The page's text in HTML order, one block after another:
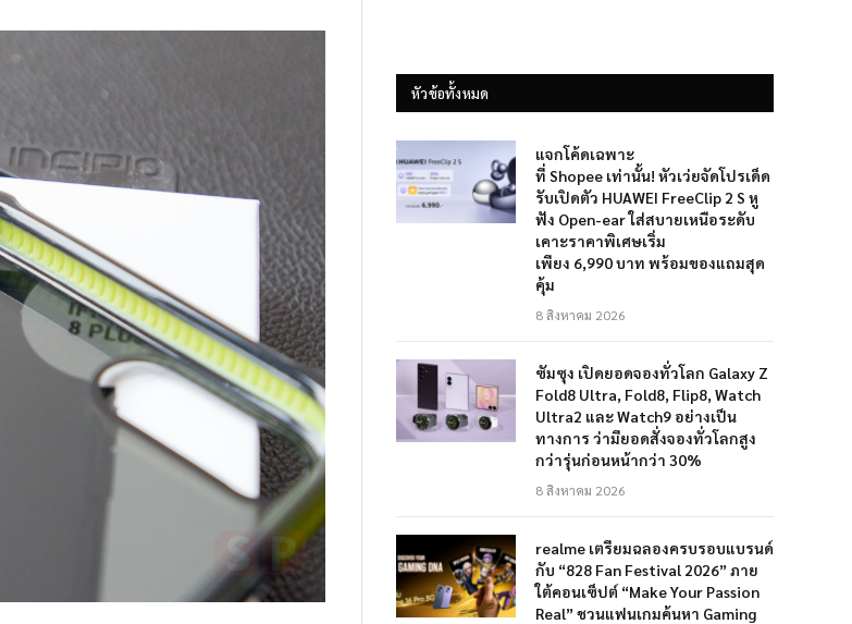
หัวข้อทั้งหมด
แจกโค้ดเฉพาะ
ที่ Shopee เท่านั้น! หัวเว่ยจัดโปรเด็ด
รับเปิดตัว HUAWEI FreeClip 2 S หู
ฟัง Open-ear ใส่สบายเหนือระดับ
เคาะราคาพิเศษเริ่ม
เพียง 6,990 บาท พร้อมของแถมสุด
คุ้ม
8 สิงหาคม 2026
ซัมซุง เปิดยอดจองทั่วโลก Galaxy Z
Fold8 Ultra, Fold8, Flip8, Watch
Ultra2 และ Watch9 อย่างเป็น
ทางการ ว่ามียอดสั่งจองทั่วโลกสูง
กว่ารุ่นก่อนหน้ากว่า 30%
8 สิงหาคม 2026
realme เตรียมฉลองครบรอบแบรนด์
กับ “828 Fan Festival 2026” ภาย
ใต้คอนเซ็ปต์ “Make Your Passion
Real” ชวนแฟนเกมค้นหา Gaming